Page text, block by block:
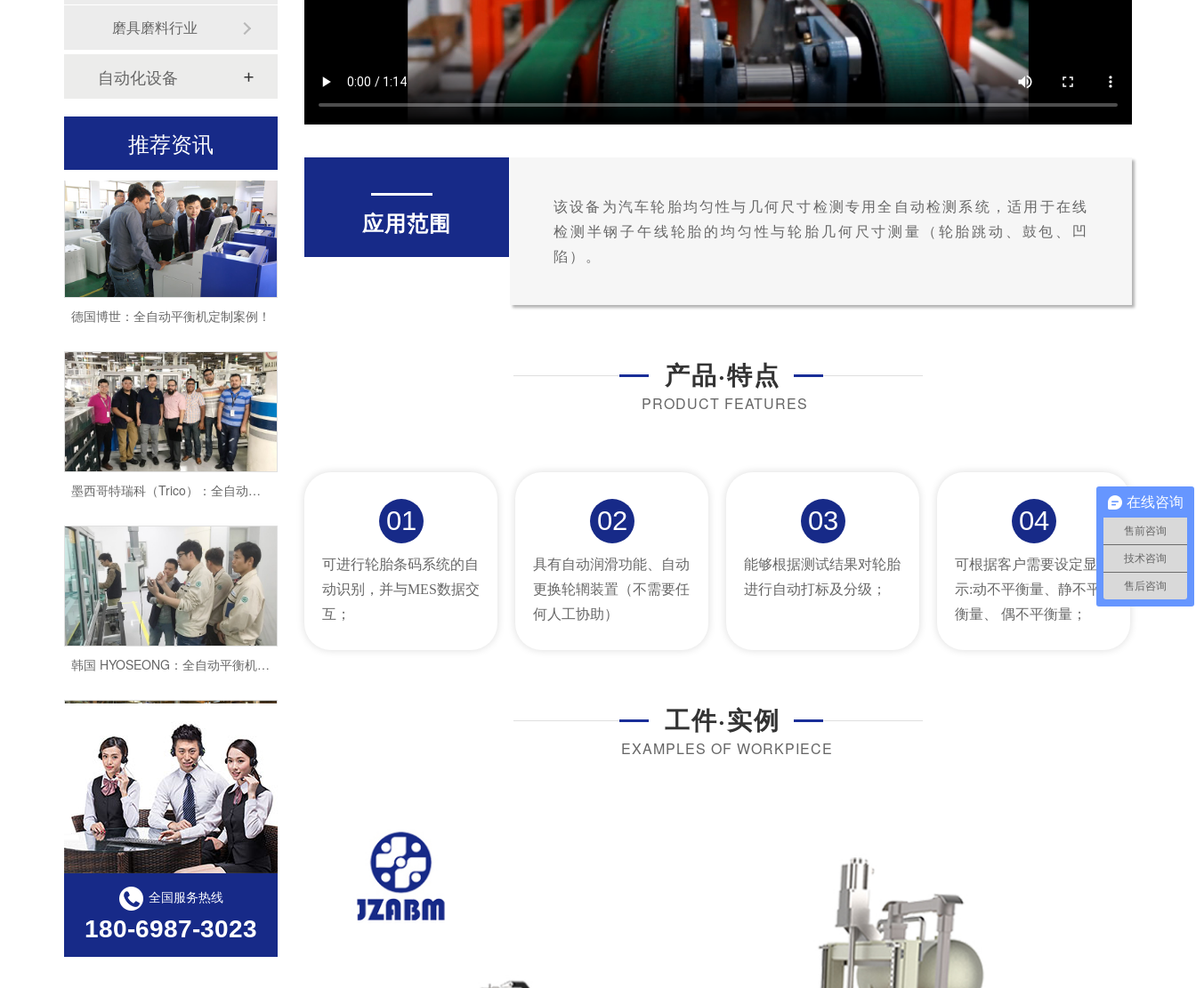
应用范围
该设备为汽车轮胎均匀性与几何尺寸检测专用全自动检测系统，适用于在线
检测半钢子午线轮胎的均匀性与轮胎几何尺寸测量（轮胎跳动、鼓包、凹
陷）。
产品·特点
PRODUCT FEATURES
01
可进行轮胎条码系统的自
动识别，并与MES数据交
互；
02
具有自动润滑功能、自动
更换轮辋装置（不需要任
何人工协助）
03
能够根据测试结果对轮胎
进行自动打标及分级；
04
可根据客户需要设定显
示:动不平衡量、静不平
衡量、 偶不平衡量；
工件·实例
EXAMPLES OF WORKPIECE
磨具磨料行业
自动化设备
推荐资讯
德国博世：全自动平衡机定制案例！
韩国 HYOSEONG：全自动平衡机定制案例！
巴西百得：电机转子动平衡机定制案例！
全国服务热线
180-6987-3023
在线咨询
售前咨询
技术咨询
售后咨询